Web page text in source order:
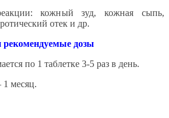
кожный зуд, кожная сыпь,
отек и др.
дозы
по 1 таблетке 3-5 раз в день.
1 месяц.